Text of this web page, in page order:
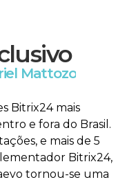
Mattozo
Bitrix24 mais
e fora do Brasil.
e mais de 5
Bitrix24,
tornou-se uma